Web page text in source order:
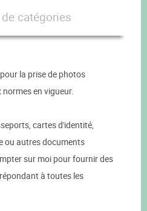
catégories
la prise de photos
en vigueur.
cartes d'identité,
ou autres documents
sur moi pour fournir des
à toutes les